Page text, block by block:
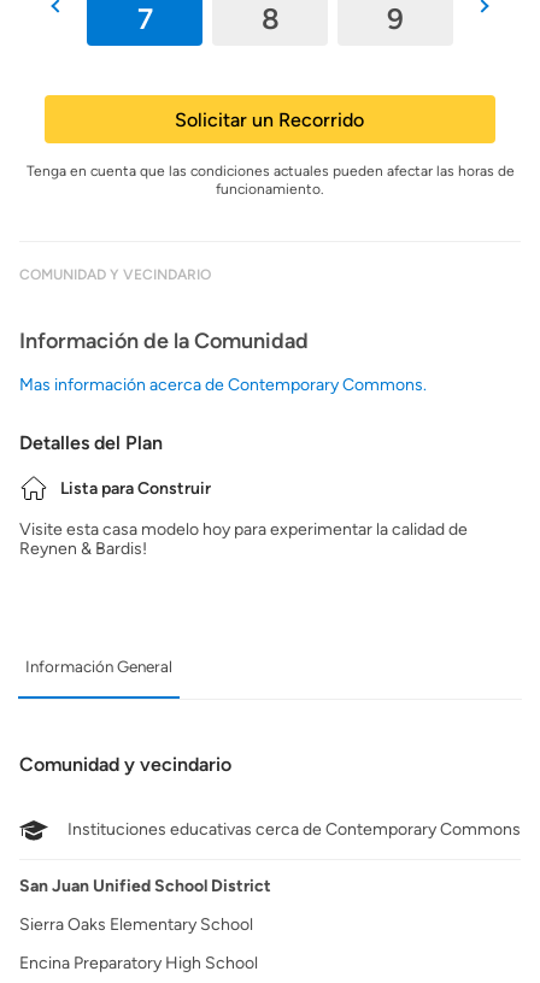
7 8 9
Solicitar un Recorrido
Tenga en cuenta que las condiciones actuales pueden afectar las horas de
funcionamiento.
COMUNIDAD Y VECINDARIO
Información de la Comunidad
Mas información acerca de Contemporary Commons.
Detalles del Plan
Lista para Construir
Visite esta casa modelo hoy para experimentar la calidad de
Reynen & Bardis!
Información General
Comunidad y vecindario
Instituciones educativas cerca de Contemporary Commons
San Juan Unified School District
Sierra Oaks Elementary School
Encina Preparatory High School